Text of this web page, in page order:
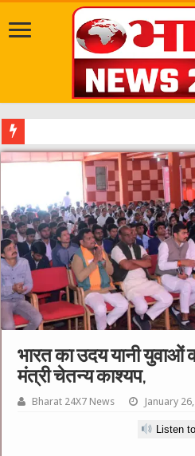
भारत का उदय यानी युवाओं
मंत्री चेतन्य काश्यप,
Bharat 24X7 News January
Listen